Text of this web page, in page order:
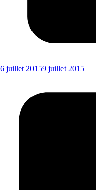
6 juillet 20159 juillet 2015